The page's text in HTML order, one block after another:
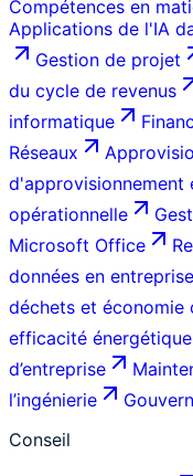
Compétences en
Applications de l'IA
Gestion de projet
du cycle de revenus
informatique
Réseaux
d'approvisionnement
opérationnelle
Microsoft Office
données en entreprise
déchets et économie
efficacité
d’entreprise
l’ingénierie
Conseil